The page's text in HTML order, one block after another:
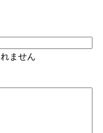
ません